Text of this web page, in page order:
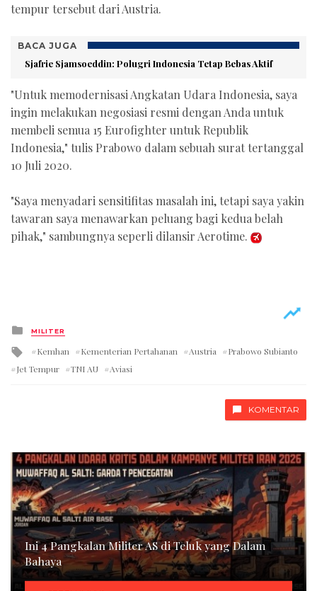
tempur tersebut dari Austria.
BACA JUGA
Sjafrie Sjamsoeddin: Polugri Indonesia Tetap Bebas Aktif
"Untuk memodernisasi Angkatan Udara Indonesia, saya
ingin melakukan negosiasi resmi dengan Anda untuk
membeli semua 15 Eurofighter untuk Republik
Indonesia," tulis Prabowo dalam sebuah surat tertanggal
10 Juli 2020.
"Saya menyadari sensitifitas masalah ini, tetapi saya yakin
tawaran saya menawarkan peluang bagi kedua belah
pihak," sambungnya seperli dilansir Aerotime.
Posted
in
MILITER
Tagged
Kemhan Kementerian Pertahanan Austria
Prabowo Subianto
Jet Tempur
TNI AU Aviasi
KOMENTAR
Ini 4 Pangkalan Militer AS di Teluk yang Dalam
Bahaya